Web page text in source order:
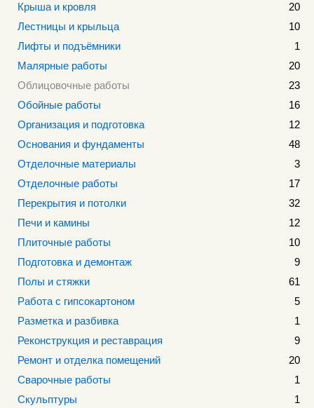
Крыша и кровля
20
Лестницы и крыльца
10
Лифты и подъёмники
1
Малярные работы
20
Облицовочные работы
23
Обойные работы
16
Организация и подготовка
12
Основания и фундаменты
48
Отделочные материалы
3
Отделочные работы
17
Перекрытия и потолки
32
Печи и камины
12
Плиточные работы
10
Подготовка и демонтаж
9
Полы и стяжки
61
Работа с гипсокартоном
5
Разметка и разбивка
1
Реконструкция и реставрация
9
Ремонт и отделка помещений
20
Сварочные работы
1
Скульптуры
1